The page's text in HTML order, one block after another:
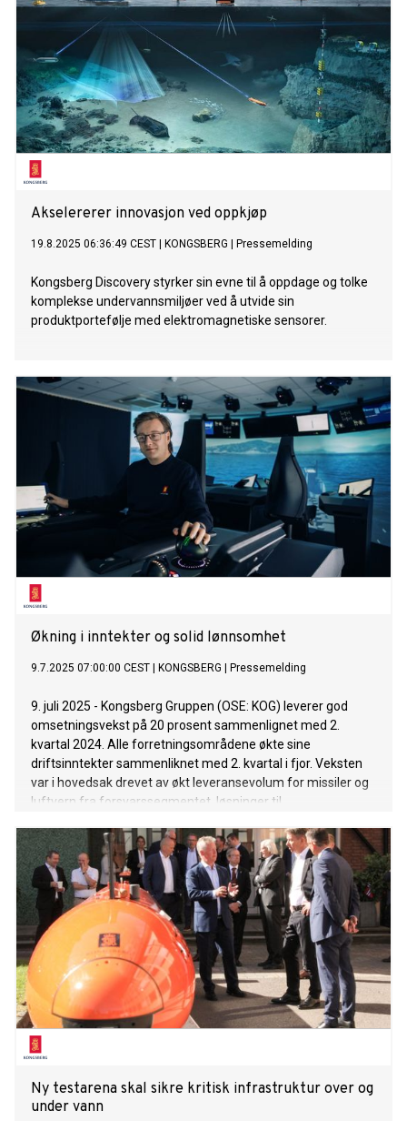
Akselererer innovasjon ved oppkjøp
19.8.2025 06:36:49 CEST KONGSBERG Pressemelding
Kongsberg Discovery styrker sin evne til å oppdage og tolke
komplekse undervannsmiljøer ved å utvide sin
produktportefølje med elektromagnetiske sensorer.
Økning i inntekter og solid lønnsomhet
9.7.2025 07:00:00 CEST KONGSBERG Pressemelding
9. juli 2025 - Kongsberg Gruppen (OSE: KOG) leverer god
omsetningsvekst på 20 prosent sammenlignet med 2.
kvartal 2024. Alle forretningsområdene økte sine
driftsinntekter sammenliknet med 2. kvartal i fjor. Veksten
var i hovedsak drevet av økt leveransevolum for missiler og
luftvern fra forsvarssegmentet, løsninger til
aktivitet knyttet til leveranser av undervannsteknologi.
Ny testarena skal sikre kritisk infrastruktur over og
under vann